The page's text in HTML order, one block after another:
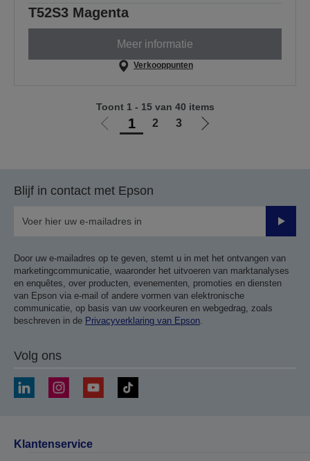
T52S3 Magenta
Meer informatie
Verkooppunten
Ga
1 2 3
Ga
Toont 1 - 15 van 40 items
Blijf in contact met Epson
Door uw e-mailadres op te geven, stemt u in met het ontvangen van
marketingcommunicatie, waaronder het uitvoeren van marktanalyses
en enquêtes, over producten, evenementen, promoties en diensten
van Epson via e-mail of andere vormen van elektronische
communicatie, op basis van uw voorkeuren en webgedrag, zoals
beschreven in de Privacyverklaring van Epson.
Volg ons
Klantenservice